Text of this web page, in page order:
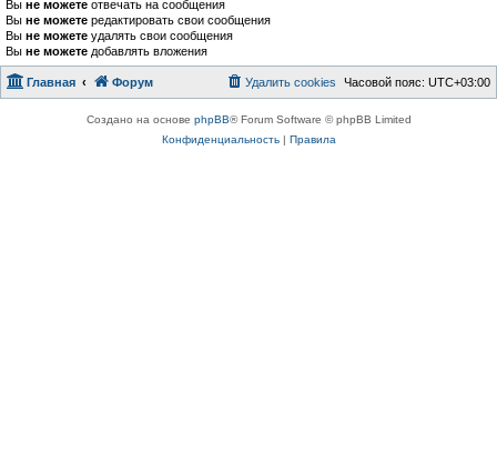
Вы не можете отвечать на сообщения
Вы не можете редактировать свои сообщения
Вы не можете удалять свои сообщения
Вы не можете добавлять вложения
Главная Форум Часовой пояс: UTC+03:00
Удалить cookies
Создано на основе phpBB® Forum Software © phpBB Limited
Конфиденциальность| Правила